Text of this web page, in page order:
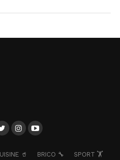
🥤 BRICO 🔧
SPORT 🏋️